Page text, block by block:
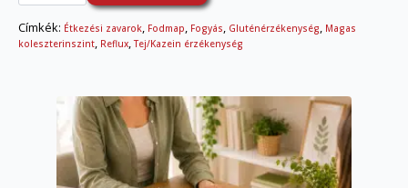
with
Zita
Dobák
Címkék: Étkezési zavarok, Fodmap, Fogyás, Gluténérzékenység, Magas
koleszterinszint, Reflux,Tej/Kazein érzékenység